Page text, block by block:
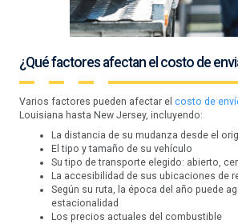
¿Qué factores afectan el costo de
Varios factores pueden afectar el costo de
Louisiana hasta New Jersey, incluyendo:
La distancia de su mudanza desde el
El tipo y tamaño de su vehículo
Su tipo de transporte elegido: abierto,
La accesibilidad de sus ubicaciones de
Según su ruta, la época del año puede
estacionalidad
Los precios actuales del combustible